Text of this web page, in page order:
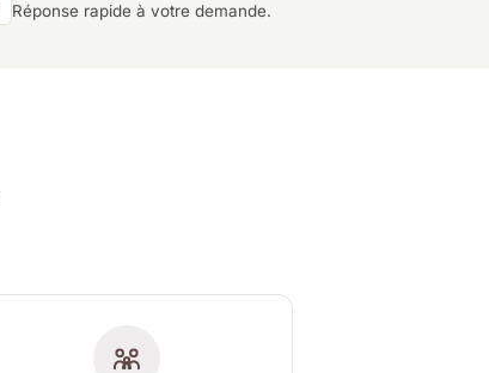
Réponse rapide à votre demande.